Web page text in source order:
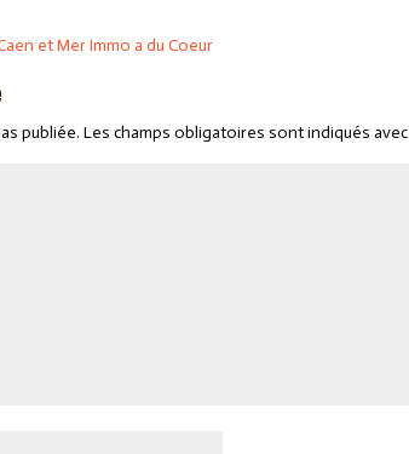
et Mer Immo a du Coeur
publiée. Les champs obligatoires sont indiqués avec